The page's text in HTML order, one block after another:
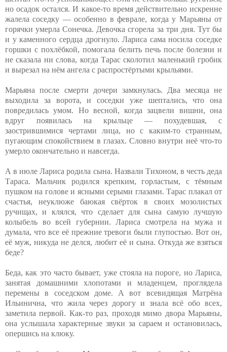
но осадок остался. И какое-то время действительно искренне
жалела соседку — особенно в феврале, когда у Марьяны от
горячки умерла Сонечка. Девочка сгорела за три дня. Тут бы
и у каменного сердца дрогнуло. Лариса сама носила соседке
горшки с похлёбкой, помогала белить печь после болезни и
не сказала ни слова, когда Тарас сколотил маленький гробик
и вырезал на нём ангела с распростёртыми крыльями.
Марьяна после смерти дочери замкнулась. Два месяца не
выходила за ворота, и соседки уже шептались, что она
повредилась умом. Но весной, когда зацвели вишни, она
вдруг появилась на крыльце — похудевшая, с
заострившимися чертами лица, но с каким-то странным,
пугающим спокойствием в глазах. Словно внутри неё что-то
умерло окончательно и навсегда.
А в июле Лариса родила сына. Назвали Тихоном, в честь деда
Тараса. Мальчик родился крепким, горластым, с тёмным
пушком на голове и ясными серыми глазами. Тарас плакал от
счастья, неуклюже баюкая свёрток в своих мозолистых
ручищах, и клялся, что сделает для сына самую лучшую
колыбель во всей губернии. Лариса смотрела на мужа и
думала, что все её прежние тревоги были глупостью. Вот он,
её муж, никуда не делся, любит её и сына. Откуда же взяться
беде?
Беда, как это часто бывает, уже стояла на пороге, но Лариса,
занятая домашними хлопотами и младенцем, проглядела
перемены в соседском доме. А вот всевидящая Матрёна
Ильинична, что жила через дорогу и знала всё обо всех,
заметила первой. Как-то раз, проходя мимо двора Марьяны,
она услышала характерные звуки за сараем и остановилась,
опершись на клюку.